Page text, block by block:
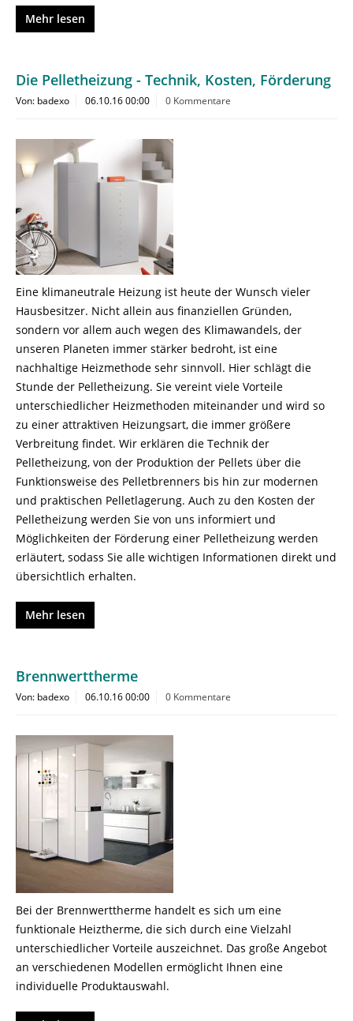
Mehr lesen
Die Pelletheizung - Technik, Kosten, Förderung
Von: badexo 06.10.16 00:00 0 Kommentare
Eine klimaneutrale Heizung ist heute der Wunsch vieler
Hausbesitzer. Nicht allein aus finanziellen Gründen,
sondern vor allem auch wegen des Klimawandels, der
unseren Planeten immer stärker bedroht, ist eine
nachhaltige Heizmethode sehr sinnvoll. Hier schlägt die
Stunde der Pelletheizung. Sie vereint viele Vorteile
unterschiedlicher Heizmethoden miteinander und wird so
zu einer attraktiven Heizungsart, die immer größere
Verbreitung findet. Wir erklären die Technik der
Pelletheizung, von der Produktion der Pellets über die
Funktionsweise des Pelletbrenners bis hin zur modernen
und praktischen Pelletlagerung. Auch zu den Kosten der
Pelletheizung werden Sie von uns informiert und
Möglichkeiten der Förderung einer Pelletheizung werden
erläutert, sodass Sie alle wichtigen Informationen direkt und
übersichtlich erhalten.
Mehr lesen
Brennwerttherme
Von: badexo 06.10.16 00:00 0 Kommentare
Bei der Brennwerttherme handelt es sich um eine
funktionale Heiztherme, die sich durch eine Vielzahl
unterschiedlicher Vorteile auszeichnet. Das große Angebot
an verschiedenen Modellen ermöglicht Ihnen eine
individuelle Produktauswahl.